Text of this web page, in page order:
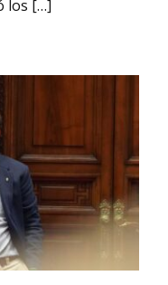
los […]